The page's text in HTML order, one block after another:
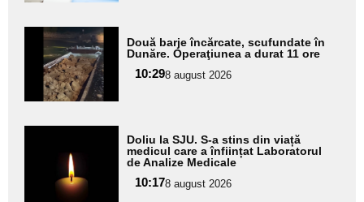
Adaugă
aici textul
pentru
subtitlu
Două barje încărcate, scufundate în
Dunăre. Operaţiunea a durat 11 ore
10:298 august 2026
aici textul
pentru
subtitlu
Doliu la SJU. S-a stins din viață
medicul care a înființat Laboratorul
de Analize Medicale
10:178 august 2026